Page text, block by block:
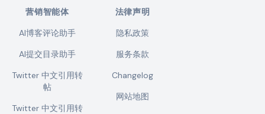
营销智能体
AI博客评论助手
AI提交目录助手
Twitter 中文引用转
帖
Twitter 中文引用转
法律声明
隐私政策
服务条款
Changelog
网站地图